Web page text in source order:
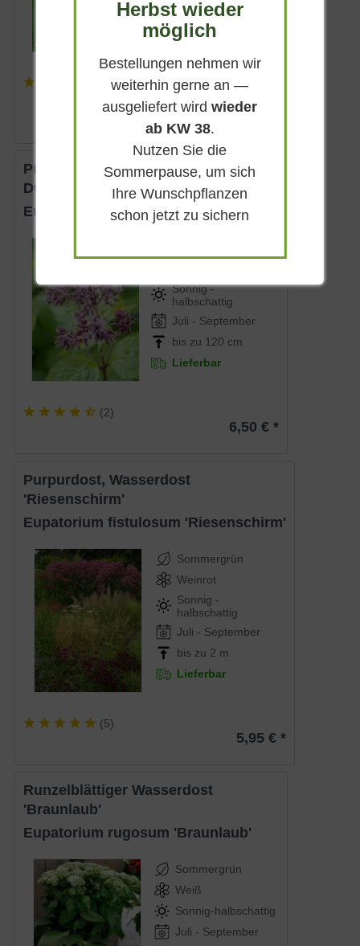
Bis zu 80 cm
Lieferbar
)
Purpurdost, Wasserdost 'Red
Dwarf'
Eupatorium fistulosum 'Red Dwarf'
Sonnig -
halbschattig
Juli - September
bis zu 120 cm
Lieferbar
(2)
6,50 € *
Purpurdost, Wasserdost
'Riesenschirm'
Eupatorium fistulosum 'Riesenschirm'
Sommergrün
Weinrot
Sonnig -
halbschattig
Juli - September
bis zu 2 m
Lieferbar
(5)
5,95 € *
Runzelblättiger Wasserdost
'Braunlaub'
Eupatorium rugosum 'Braunlaub'
Sommergrün
Weiß
Sonnig-halbschattig
Juli - September
Herbst wieder
möglich
Bestellungen nehmen wir
weiterhin gerne an —
ausgeliefert wirdwieder
ab KW 38.
Nutzen Sie die
Sommerpause, um sich
Ihre Wunschpflanzen
schon jetzt zu sichern